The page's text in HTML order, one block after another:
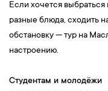
Если хочется
разные блюда, сходить
обстановку — тур на
настроению.
Студентам и молодёжи